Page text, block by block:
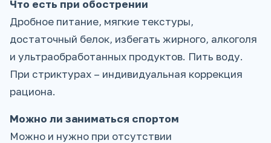
Что есть при обострении
Дробное питание, мягкие текстуры,
достаточный белок, избегать жирного, алкоголя
и ультраобработанных продуктов. Пить воду.
При стриктурах – индивидуальная коррекция
рациона.
Можно ли заниматься спортом
Можно и нужно при отсутствии